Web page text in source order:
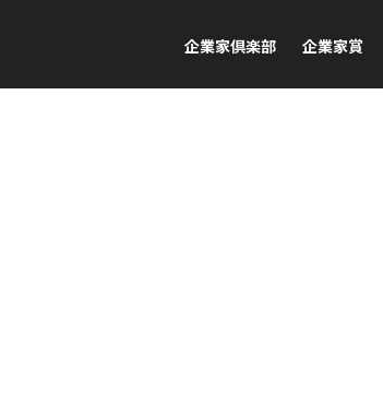
企業家倶楽部 企業家賞